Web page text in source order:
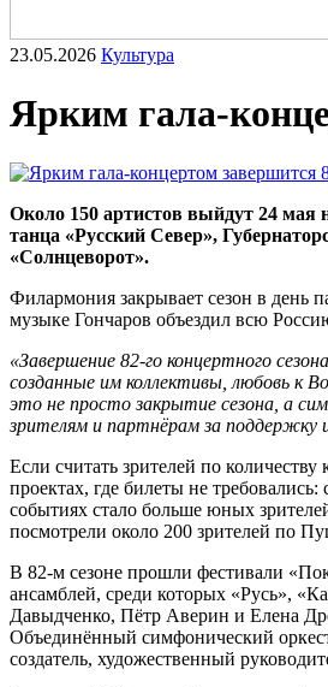
23.05.2026 Культура
Ярким
Около 150 артистов выйдут 24 мая
танца «Русский Север»,
«Солнцеворот».
Филармония закрывает сезон в день
музыке Гончаров объездил всю
«Завершение 82‑го концертного сезона
созданные им коллективы, любовь к
это не просто закрытие сезона, а
зрителям и партнёрам за
Если считать зрителей по
проектах, где билеты не
событиях стало больше юных
посмотрели около 200 зрителей по
В 82-м сезоне прошли фестивали
ансамблей, среди которых «Русь»,
Давыдченко, Пётр Аверин и Елена
Объединённый симфонический
создатель, художественный